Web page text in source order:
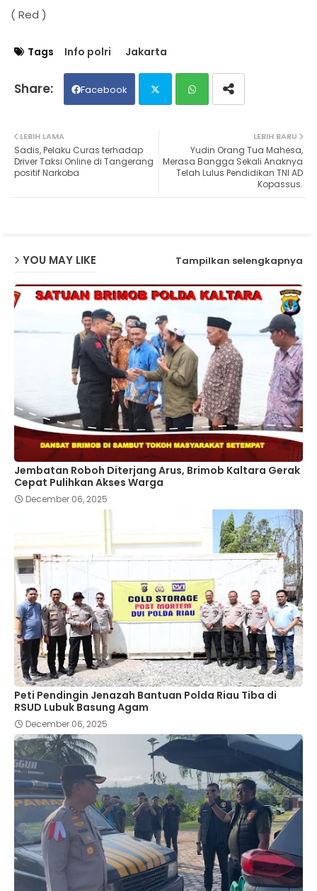
( Red )
Tags Info polri Jakarta
Facebook
ats
LEBIH BARU
Yudin Orang Tua Mahesa,
Merasa Bangga Sekali Anaknya
Telah Lulus Pendidikan TNI AD
Kopassus.
LEBIH LAMA
Sadis, Pelaku Curas terhadap
Driver Taksi Online di Tangerang
positif Narkoba
YOU MAY LIKE Tampilkan selengkapnya
Jembatan Roboh Diterjang Arus, Brimob Kaltara Gerak
Cepat Pulihkan Akses Warga
December 06, 2025
Peti Pendingin Jenazah Bantuan Polda Riau Tiba di
RSUD Lubuk Basung Agam
December 06, 2025